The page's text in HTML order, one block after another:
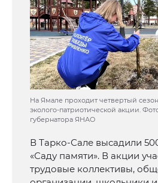
На Ямале проходит четвертый
эколого-патриотической акции.
губернатора ЯНАО
В Тарко-Сале высадили
«Саду памяти». В акции
трудовые коллективы,